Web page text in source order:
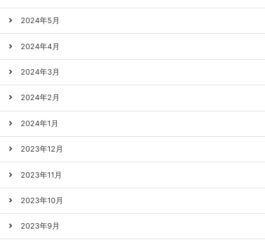
2024年5月
2024年4月
2024年3月
2024年2月
2024年1月
2023年12月
2023年11月
2023年10月
2023年9月